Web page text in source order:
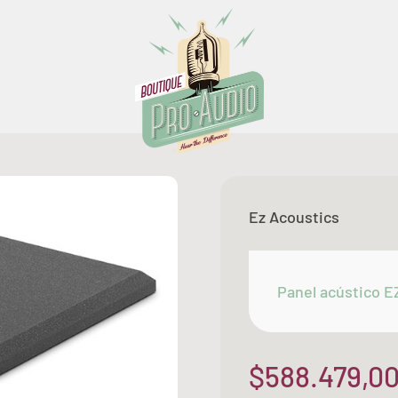
Boutique Pro Audio
Ez Acoustics
Panel acústico
Precio de